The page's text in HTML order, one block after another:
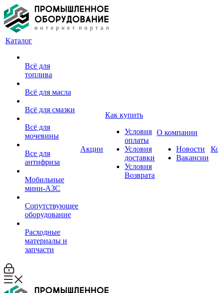
Каталог
Всё для
топлива
Всё для масла
Всё для смазки
Всё для
мочевины
Все для
антифриза
Мобильные
мини-АЗС
Сопутствующее
оборудование
Расходные
материалы и
запчасти
Акции
Как купить
Условия
оплаты
Условия
доставки
Условия
Возврата
О компании
Новости
Вакансии